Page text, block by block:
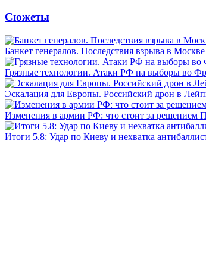
Сюжеты
Банкет генералов. Последствия взрыва в Москве
Грязные технологии. Атаки РФ на выборы во
Эскалация для Европы. Российский дрон в
Изменения в армии РФ: что стоит за решением
Итоги 5.8: Удар по Киеву и нехватка